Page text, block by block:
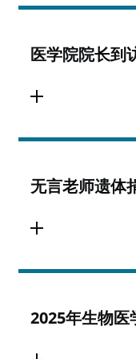
医学院院长到
无言老师遗体
2025年生物医